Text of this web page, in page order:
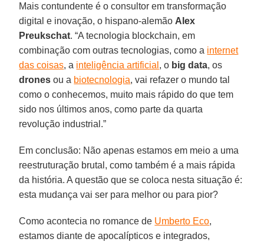
Mais contundente é o consultor em transformação
digital e inovação, o hispano-alemão Alex
Preukschat. “A tecnologia blockchain, em
combinação com outras tecnologias, como a internet
das coisas, a inteligência artificial , o big data, os
drones ou a biotecnologia, vai refazer o mundo tal
como o conhecemos, muito mais rápido do que tem
sido nos últimos anos, como parte da quarta
revolução industrial.”
Em conclusão: Não apenas estamos em meio a uma
reestruturação brutal, como também é a mais rápida
da história. A questão que se coloca nesta situação é:
esta mudança vai ser para melhor ou para pior?
Como acontecia no romance de Umberto Eco,
estamos diante de apocalípticos e integrados,